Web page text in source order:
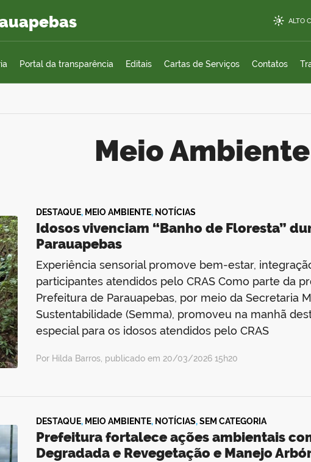
ALTO
Portal da transparência Editais Cartas de Serviços Contatos
Meio Ambiente
DESTAQUE, MEIO AMBIENTE, NOTÍCIAS
Idosos vivenciam “Banho de Floresta”
Parauapebas
Experiência sensorial promove bem-estar,
participantes atendidos pelo CRAS Como parte da
Prefeitura de Parauapebas, por meio da Secretaria
Sustentabilidade (Semma), promoveu na manhã
especial para os idosos atendidos pelo CRAS
Por Hilda Barros, publicado em 20/03/2026 15h20
DESTAQUE, MEIO AMBIENTE, NOTÍCIAS,SEM CATEGORIA
Prefeitura fortalece ações ambientais
Degradada e Revegetação e Manejo